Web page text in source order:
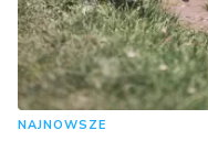
NAJNOWSZE